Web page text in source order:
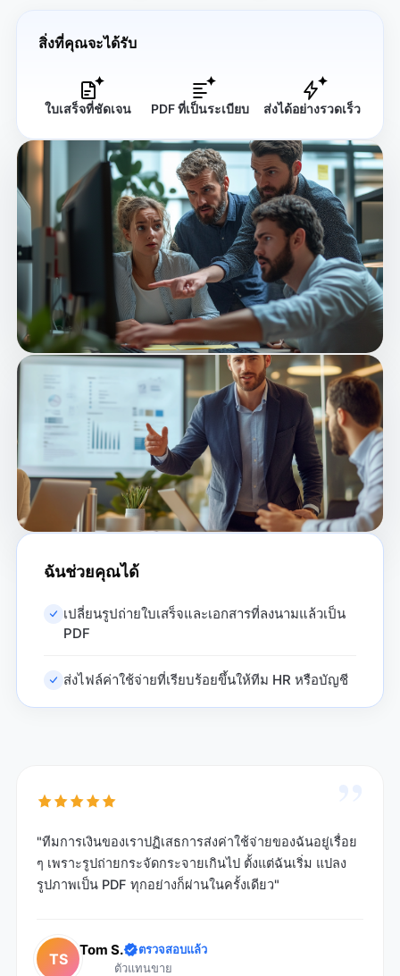
สิ่งที่คุณจะได้รับ
ใบเสร็จที่ชัดเจน PDF ที่เป็นระเบียบ ส่งได้อย่างรวดเร็ว
ฉันช่วยคุณได้
เปลี่ยนรูปถ่ายใบเสร็จและเอกสารที่ลงนามแล้วเป็น
PDF
ส่งไฟล์ค่าใช้จ่ายที่เรียบร้อยขึ้นให้ทีม HR หรือบัญชี
"ทีมการเงินของเราปฏิเสธการส่งค่าใช้จ่ายของฉันอยู่เรื่อย
ๆ เพราะรูปถ่ายกระจัดกระจายเกินไป ตั้งแต่ฉันเริ่ม แปลง
รูปภาพเป็น PDF ทุกอย่างก็ผ่านในครั้งเดียว"
TS
Tom S.
ตรวจสอบแล้ว
ตัวแทนขาย